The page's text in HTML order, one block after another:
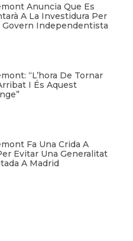
Anuncia Que Es
A La Investidura Per
Govern Independentista
“L’hora De Tornar
I És Aquest
Fa Una Crida A
Evitar Una Generalitat
A Madrid